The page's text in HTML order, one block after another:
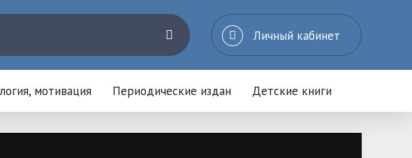
Личный кабинет
мотивация Периодические издан Детские книги